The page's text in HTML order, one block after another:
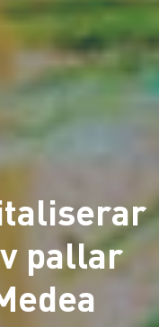
pallar